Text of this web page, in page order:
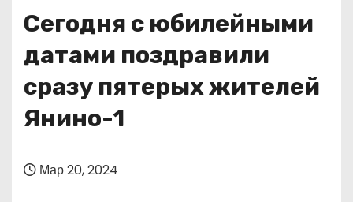
Сегодня с юбилейными
датами поздравили
сразу пятерых жителей
Янино-1
Мар 20, 2024